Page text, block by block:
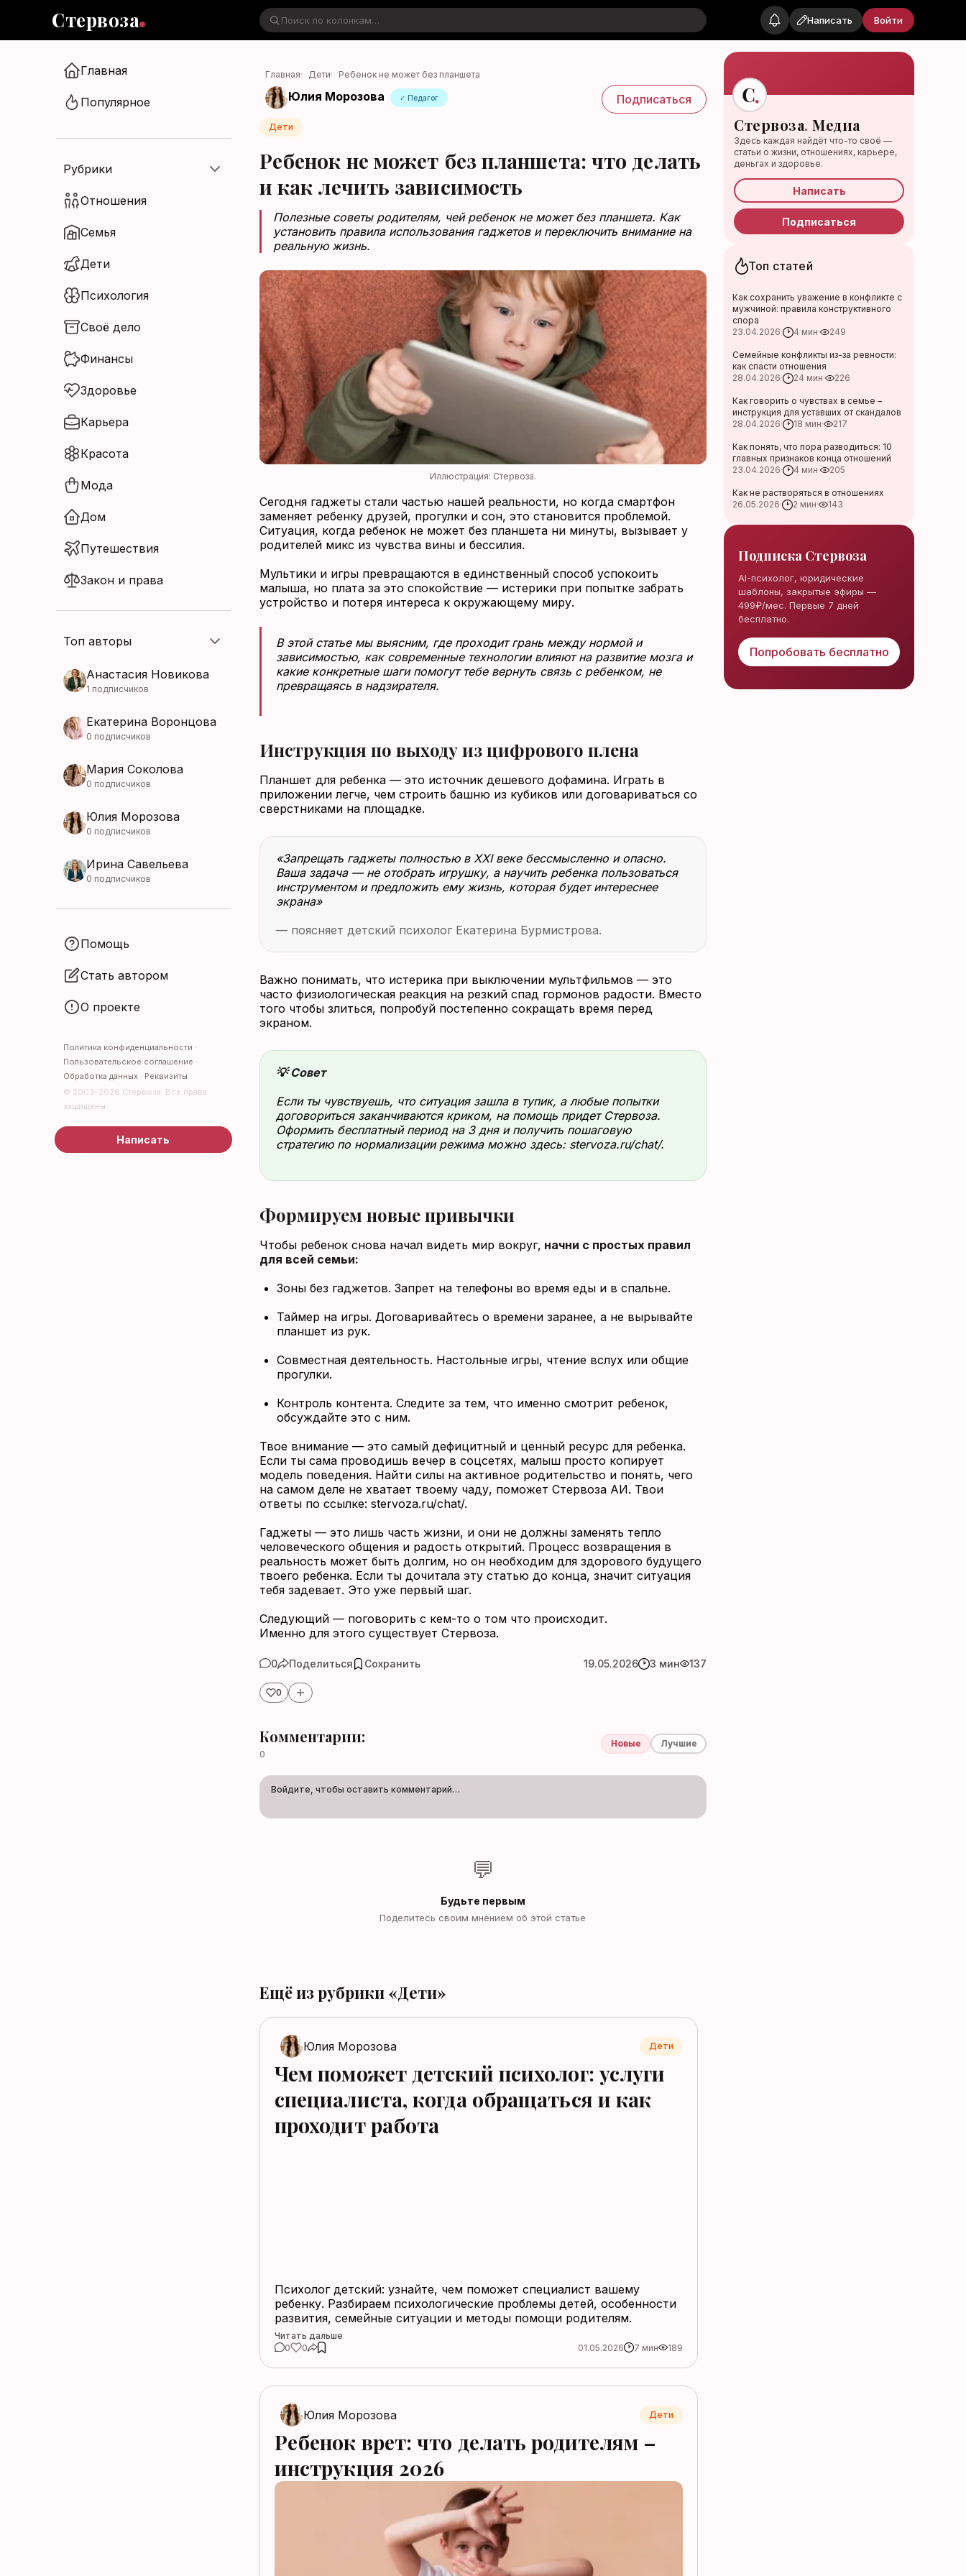
Стервоза Написать Войти
Стервоза
Главная
Популярное
Рубрики
Отношения
Семья
Дети
Психология
Своё дело
Финансы
Здоровье
Карьера
Красота
Мода
Дом
Путешествия
Закон и права
Топ авторы
Анастасия Новикова
1 подписчиков
Екатерина Воронцова
0 подписчиков
Мария Соколова
0 подписчиков
Юлия Морозова
0 подписчиков
Ирина Савельева
0 подписчиков
Помощь
Стать автором
О проекте
Политика конфиденциальности ·
Пользовательское соглашение ·
Обработка данных · Реквизиты
© 2003–2026 Стервоза. Все права
защищены.
Написать
Главная· Дети· Ребенок не может без планшета
Юлия Морозова ✓ Педагог
Дети
Подписаться
Ребенок не может без планшета: что делать
и как лечить зависимость
Полезные советы родителям, чей ребенок не может без планшета. Как
установить правила использования гаджетов и переключить внимание на
реальную жизнь.
Иллюстрация: Стервоза.
Сегодня гаджеты стали частью нашей реальности, но когда смартфон
заменяет ребенку друзей, прогулки и сон, это становится проблемой.
Ситуация, когда ребенок не может без планшета ни минуты, вызывает у
родителей микс из чувства вины и бессилия.
Мультики и игры превращаются в единственный способ успокоить
малыша, но плата за это спокойствие — истерики при попытке забрать
устройство и потеря интереса к окружающему миру.
В этой статье мы выясним, где проходит грань между нормой и
зависимостью, как современные технологии влияют на развитие мозга и
какие конкретные шаги помогут тебе вернуть связь с ребенком, не
превращаясь в надзирателя.
Инструкция по выходу из цифрового плена
Планшет для ребенка — это источник дешевого дофамина. Играть в
приложении легче, чем строить башню из кубиков или договариваться со
сверстниками на площадке.
«Запрещать гаджеты полностью в XXI веке бессмысленно и опасно.
Ваша задача — не отобрать игрушку, а научить ребенка пользоваться
инструментом и предложить ему жизнь, которая будет интереснее
экрана»
— поясняет детский психолог Екатерина Бурмистрова.
Важно понимать, что истерика при выключении мультфильмов — это
часто физиологическая реакция на резкий спад гормонов радости. Вместо
того чтобы злиться, попробуй постепенно сокращать время перед
экраном.
💡 Совет
Если ты чувствуешь, что ситуация зашла в тупик, а любые попытки
договориться заканчиваются криком, на помощь придет Стервоза.
Оформить бесплатный период на 3 дня и получить пошаговую
стратегию по нормализации режима можно здесь: stervoza.ru/chat/.
Формируем новые привычки
Чтобы ребенок снова начал видеть мир вокруг, начни с простых правил
для всей семьи:
Зоны без гаджетов. Запрет на телефоны во время еды и в спальне.
Таймер на игры. Договаривайтесь о времени заранее, а не вырывайте
планшет из рук.
Совместная деятельность. Настольные игры, чтение вслух или общие
прогулки.
Контроль контента. Следите за тем, что именно смотрит ребенок,
обсуждайте это с ним.
Твое внимание — это самый дефицитный и ценный ресурс для ребенка.
Если ты сама проводишь вечер в соцсетях, малыш просто копирует
модель поведения. Найти силы на активное родительство и понять, чего
на самом деле не хватает твоему чаду, поможет Стервоза АИ. Твои
ответы по ссылке: stervoza.ru/chat/.
Гаджеты — это лишь часть жизни, и они не должны заменять тепло
человеческого общения и радость открытий. Процесс возвращения в
реальность может быть долгим, но он необходим для здорового будущего
твоего ребенка. Если ты дочитала эту статью до конца, значит ситуация
тебя задевает. Это уже первый шаг.
Следующий — поговорить с кем-то о том что происходит.
Именно для этого существует Стервоза.
0 Поделиться Сохранить 19.05.2026 3 мин 137
0
Комментарии:
0
Новые Лучшие
Войдите, чтобы оставить комментарий…
💬
Будьте первым
Поделитесь своим мнением об этой статье
Ещё из рубрики «Дети»
Юлия Морозова Дети
Чем поможет детский психолог: услуги
специалиста, когда обращаться и как
проходит работа
Психолог детский: узнайте, чем поможет специалист вашему
ребенку. Разбираем психологические проблемы детей, особенности
развития, семейные ситуации и методы помощи родителям.
Читать дальше
0 0 01.05.2026 7 мин 189
Юлия Морозова Дети
Ребенок врет: что делать родителям –
инструкция 2026
Стервоза. Медиа
Здесь каждая найдёт что-то своё —
статьи о жизни, отношениях, карьере,
деньгах и здоровье.
Написать
Подписаться
Топ статей
Как сохранить уважение в конфликте с
мужчиной: правила конструктивного
спора
23.04.2026· 4 мин· 249
Семейные конфликты из-за ревности:
как спасти отношения
28.04.2026· 24 мин· 226
Как говорить о чувствах в семье –
инструкция для уставших от скандалов
28.04.2026· 18 мин· 217
Как понять, что пора разводиться: 10
главных признаков конца отношений
23.04.2026· 4 мин· 205
Как не растворяться в отношениях
26.05.2026· 2 мин· 143
Подписка Стервоза
AI-психолог, юридические
шаблоны, закрытые эфиры —
499₽/мес. Первые 7 дней
бесплатно.
Попробовать бесплатно